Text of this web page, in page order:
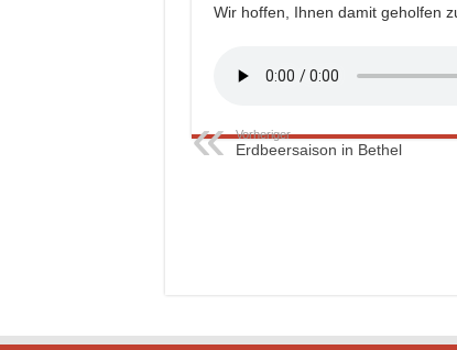
Wir hoffen, Ihnen damit geholfen
Vorheriger
Erdbeersaison in Bethel